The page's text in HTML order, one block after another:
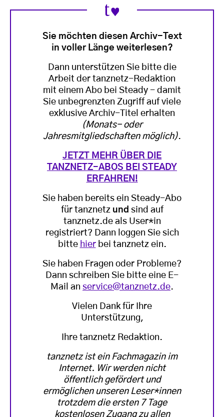
Sie möchten diesen Archiv-Text
in voller Länge weiterlesen?
Dann unterstützen Sie bitte die
Arbeit der tanznetz-Redaktion
mit einem Abo bei Steady - damit
Sie unbegrenzten Zugriff auf viele
exklusive Archiv-Titel erhalten
(Monats- oder
Jahresmitgliedschaften möglich).
JETZT MEHR ÜBER DIE
TANZNETZ-ABOS BEI STEADY
ERFAHREN!
Sie haben bereits ein Steady-Abo
für tanznetz und sind auf
tanznetz.de als User*in
registriert? Dann loggen Sie sich
bitte hierbei tanznetz ein.
Sie haben Fragen oder Probleme?
Dann schreiben Sie bitte eine E-
Mail an service@tanznetz.de.
Vielen Dank für Ihre
Unterstützung,
Ihre tanznetz Redaktion.
tanznetz ist ein Fachmagazin im
Internet. Wir werden nicht
öffentlich gefördert und
ermöglichen unseren Leser*innen
trotzdem die ersten 7 Tage
kostenlosen Zugang zu allen